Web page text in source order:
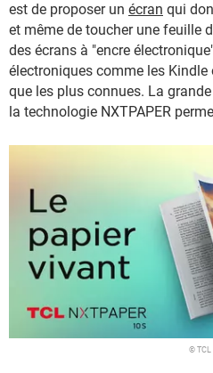
est de proposer un écran qui
et même de toucher une feuille
des écrans à "encre
électroniques comme les
que les plus connues. La
la technologie NXTPAPER
© TCL